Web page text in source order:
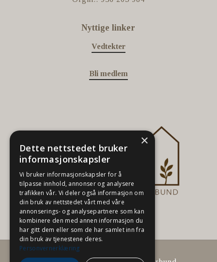
Nyttige linker
Vedtekter
Bli medlem
×
Dette nettstedet bruker
informasjonskapsler
Vi bruker informasjonskapsler for å
tilpasse innhold, annonser og analysere
trafikken vår. Vi deler også informasjon om
din bruk av nettstedet vårt med våre
annonserings- og analysepartnere som kan
kombinere den med annen informasjon du
har gitt dem eller som de har samlet inn fra
din bruk av tjenestene deres.
Personvernerklæring